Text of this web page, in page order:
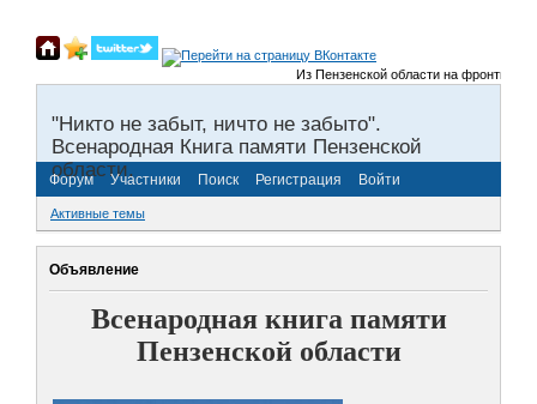
Из Пензенской области на фронты
"Никто не забыт, ничто не забыто".
Всенародная Книга памяти Пензенской
области.
Форум Участники Поиск Регистрация Войти
Активные темы
Объявление
Всенародная книга памяти
Пензенской области